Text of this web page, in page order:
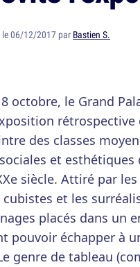
le 06/12/2017 par Bastien S.
octobre, le Grand
des classes
et esthétiques
siècle. Attiré par
cubistes et les
placés dans un
pouvoir échapper à
genre de tableau